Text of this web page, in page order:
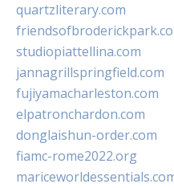
quartzliterary.com
studiopiattellina.com
jannagrillspringfield.com
fujiyamacharleston.com
elpatronchardon.com
donglaishun-order.com
fiamc-rome2022.org